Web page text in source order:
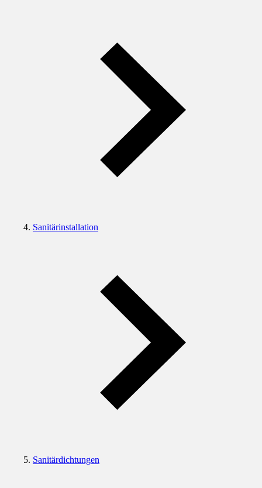
Sanitärinstallation
Sanitärdichtungen